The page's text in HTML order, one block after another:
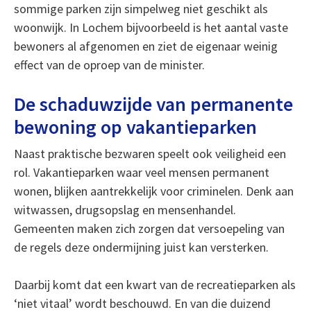
sommige parken zijn simpelweg niet geschikt als
woonwijk. In Lochem bijvoorbeeld is het aantal vaste
bewoners al afgenomen en ziet de eigenaar weinig
effect van de oproep van de minister.
De schaduwzijde van permanente
bewoning op vakantieparken
Naast praktische bezwaren speelt ook veiligheid een
rol. Vakantieparken waar veel mensen permanent
wonen, blijken aantrekkelijk voor criminelen. Denk aan
witwassen, drugsopslag en mensenhandel.
Gemeenten maken zich zorgen dat versoepeling van
de regels deze ondermijning juist kan versterken.
Daarbij komt dat een kwart van de recreatieparken als
‘niet vitaal’ wordt beschouwd. En van die duizend